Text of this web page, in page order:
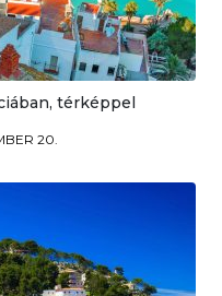
térképpel
20.